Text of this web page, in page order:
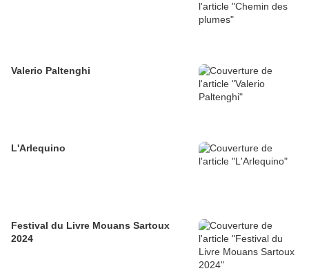
Valerio Paltenghi
L'Arlequino
Festival du Livre Mouans Sartoux
2024